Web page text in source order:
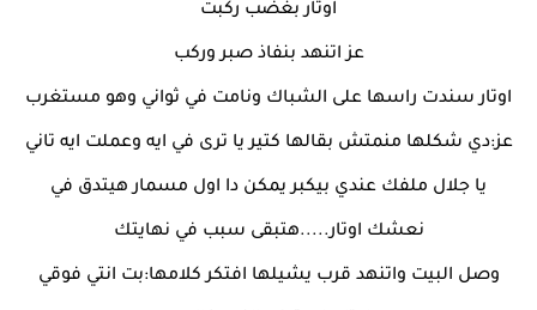
اوتار بغضب ركبت
عز اتنهد بنفاذ صبر وركب
اوتار سندت راسها على الشباك ونامت في ثواني وهو مستغرب
عز:دي شكلها منمتش بقالها كتير يا ترى في ايه وعملت ايه تاني
يا جلال ملفك عندي بيكبر يمكن دا اول مسمار هيتدق في
نعشك اوتار.....هتبقى سبب في نهايتك
وصل البيت واتنهد قرب يشيلها افتكر كلامها:بت انتي فوقي